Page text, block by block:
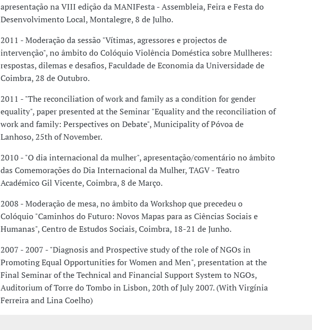
apresentação na VIII edição da MANIFesta - Assembleia, Feira e Festa do
Desenvolvimento Local, Montalegre, 8 de Julho.
2011 - Moderação da sessão "Vítimas, agressores e projectos de
intervenção", no âmbito do Colóquio Violência Doméstica sobre Mullheres:
respostas, dilemas e desafios, Faculdade de Economia da Universidade de
Coimbra, 28 de Outubro.
2011 - "The reconciliation of work and family as a condition for gender
equality", paper presented at the Seminar "Equality and the reconciliation of
work and family: Perspectives on Debate", Municipality of Póvoa de
Lanhoso, 25th of November.
2010 - "O dia internacional da mulher", apresentação/comentário no âmbito
das Comemorações do Dia Internacional da Mulher, TAGV - Teatro
Académico Gil Vicente, Coimbra, 8 de Março.
2008 - Moderação de mesa, no âmbito da Workshop que precedeu o
Colóquio "Caminhos do Futuro: Novos Mapas para as Ciências Sociais e
Humanas", Centro de Estudos Sociais, Coimbra, 18-21 de Junho.
2007 - 2007 - "Diagnosis and Prospective study of the role of NGOs in
Promoting Equal Opportunities for Women and Men", presentation at the
Final Seminar of the Technical and Financial Support System to NGOs,
Auditorium of Torre do Tombo in Lisbon, 20th of July 2007. (With Virgínia
Ferreira and Lina Coelho)